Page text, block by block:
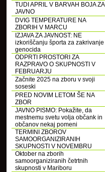
TUDI APRIL V BARVAH BOJA ZA
JAVNO
DVIG TEMPERATURE NA
ZBORIH V MARCU
IZJAVA ZA JAVNOST: NE
izkoriščanju športa za zakrivanje
genocida
ODPRTI PROSTORI ZA
RAZPRAVO O SKUPNOSTI V
FEBRUARJU
Začnite 2025 na zboru v svoji
soseski
PRED NOVIM LETOM ŠE NA
ZBOR
JAVNO PISMO: Pokažite, da
mestnemu svetu volja občank in
občanov nekaj pomeni
TERMINI ZBOROV
SAMOORGANIZIRANIH
SKUPNOSTI V NOVEMBRU
Oktober na zborih
samoorganiziranih četrtnih
skupnosti v Mariboru